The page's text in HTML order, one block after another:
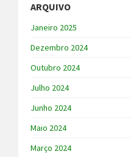
ARQUIVO
Janeiro 2025
Dezembro 2024
Outubro 2024
Julho 2024
Junho 2024
Maio 2024
Março 2024